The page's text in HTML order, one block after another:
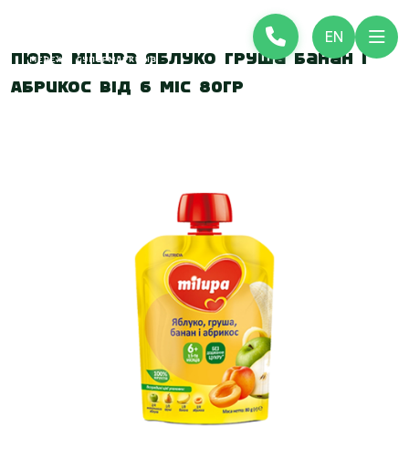
EN
Пюре Milupa Яблуко Груша Банан і
Абрикос від 6 міс 80гр